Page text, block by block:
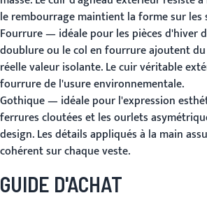
le rembourrage maintient la forme sur les
Fourrure— idéale pour les pièces d'hiver
doublure ou le col en fourrure ajoutent
réelle valeur isolante. Le cuir véritable
fourrure de l'usure environnementale.
Gothique— idéale pour l'expression
ferrures cloutées et les ourlets
design. Les détails appliqués à la main
cohérent sur chaque veste.
GUIDE D'ACHAT